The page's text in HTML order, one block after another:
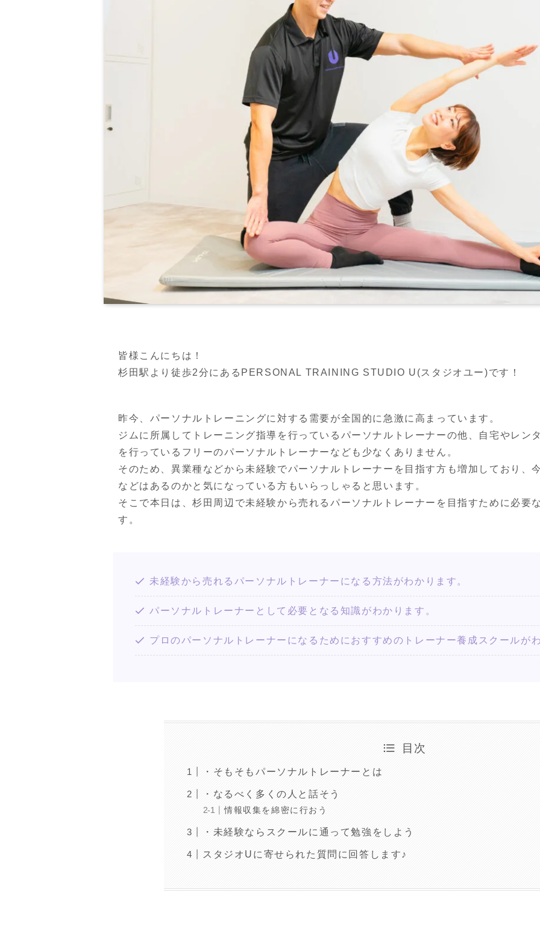
皆様こんにちは！
杉田駅より徒歩2分にあるPERSONAL TRAINING STUDIO U(スタジオユー)です！
昨今、パーソナルトレーニングに対する需要が全国的に急激に高まっています。
ジムに所属してトレーニング指導を行っているパーソナルトレーナーの他、自宅やレン
を行っているフリーのパーソナルトレーナーなども少なくありません。
そのため、異業種などから未経験でパーソナルトレーナーを目指す方も増加しており、
などはあるのかと気になっている方もいらっしゃると思います。
そこで本日は、杉田周辺で未経験から売れるパーソナルトレーナーを目指すために必要
す。
未経験から売れるパーソナルトレーナーになる方法がわかります。
パーソナルトレーナーとして必要となる知識がわかります。
プロのパーソナルトレーナーになるためにおすすめのトレーナー養成スクールが
目次
・そもそもパーソナルトレーナーとは
・なるべく多くの人と話そう
情報収集を綿密に行おう
・未経験ならスクールに通って勉強をしよう
スタジオUに寄せられた質問に回答します♪